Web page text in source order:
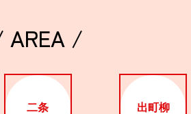
AREA /
二条 出町柳